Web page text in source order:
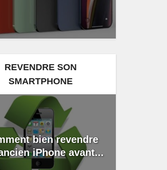
REVENDRE SON
SMARTPHONE
bien revendre
iPhone avant...